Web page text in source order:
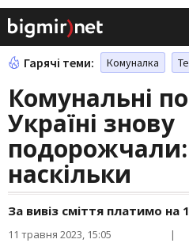
Гарячі теми: Комуналка
Комунальні
Україні знову
наскільки
За вивіз сміття платимо на
11 травня 2023, 15:05 |